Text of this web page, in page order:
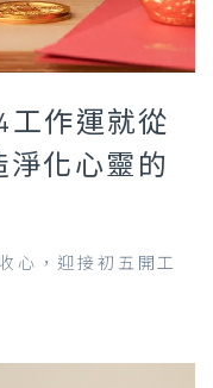
工作運就從
淨化心靈的
心，迎接初五開工